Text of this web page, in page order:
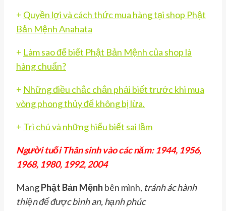
+ Quyền lợi và cách thức mua hàng tại shop Phật
Bản Mệnh Anahata
+ Làm sao để biết Phật Bản Mệnh của shop là
hàng chuẩn?
+ Những điều chắc chắn phải biết trước khi mua
vòng phong thủy để không bị lừa.
+ Trì chú và những hiểu biết sai lầm
Người tuổi Thân sinh vào các năm: 1944, 1956,
1968, 1980, 1992, 2004
MangPhật Bản Mệnh bên mình, tránh ác hành
thiện để được bình an, hạnh phúc